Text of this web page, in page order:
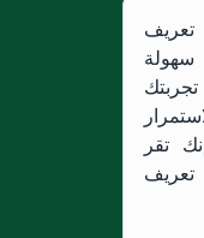
تعريف
سهولة
تقر